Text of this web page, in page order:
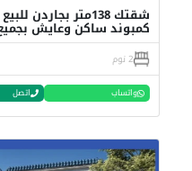
شقتك 138متر
كمبوند ساكن وعايش
2 نوم
واتساب اتصل